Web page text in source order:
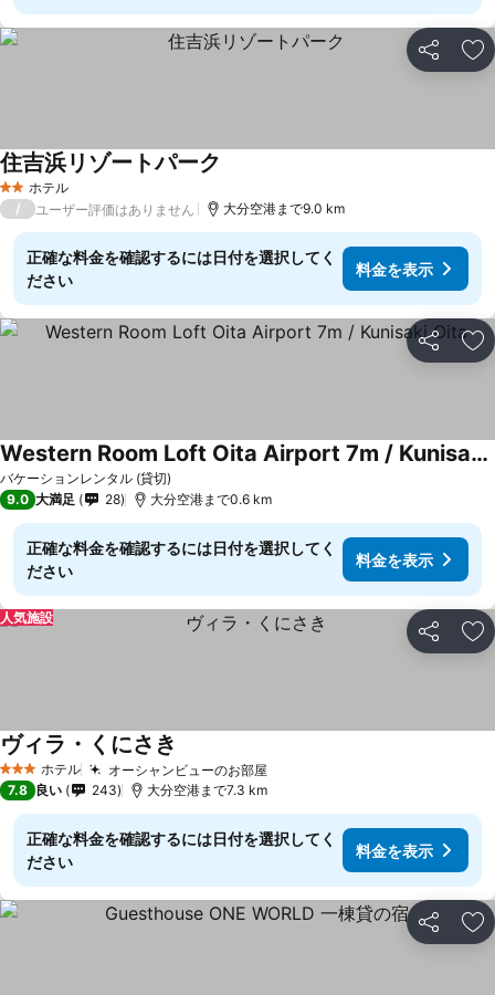
シェア お
2 ホテルのランク
ホテル
住吉浜リゾートパーク
/ ユーザー評価はありません 大分空港まで9.0 km
正確な料金を確認するには日付を選択してく
ださい
料金を表示
シェア お
バケーションレンタル (貸切)
Western Room Loft Oita Airport 7m / Kunisaki Oita
9.0 大満足 28 大分空港まで0.6 km
正確な料金を確認するには日付を選択してく
ださい
料金を表示
シェア お
人気施設
3 ホテルのランク
ホテル オーシャンビューのお部屋
ヴィラ・くにさき
7.8 良い 243 大分空港まで7.3 km
正確な料金を確認するには日付を選択してく
ださい
料金を表示
シェア お